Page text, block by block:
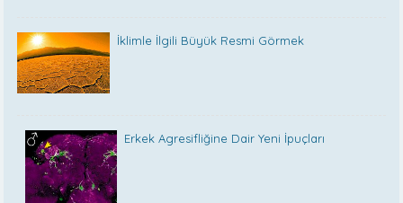
İklimle İlgili Büyük Resmi Görmek
Erkek Agresifliğine Dair Yeni İpuçları